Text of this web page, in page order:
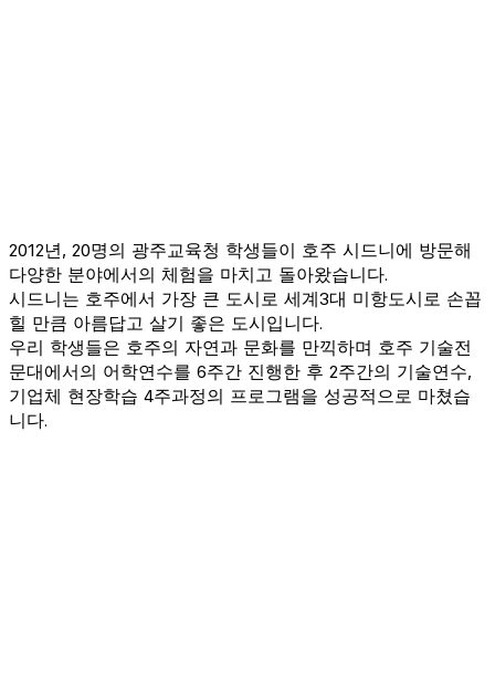
2012년, 20명의 광주교육청 학생들이 호주 시드니에 방문해
다양한 분야에서의 체험을 마치고 돌아왔습니다.
시드니는 호주에서 가장 큰 도시로 세계3대 미항도시로 손꼽
힐 만큼 아름답고 살기 좋은 도시입니다.
우리 학생들은 호주의 자연과 문화를 만끽하며 호주 기술전
문대에서의 어학연수를 6주간 진행한 후 2주간의 기술연수,
기업체 현장학습 4주과정의 프로그램을 성공적으로 마쳤습
니다.